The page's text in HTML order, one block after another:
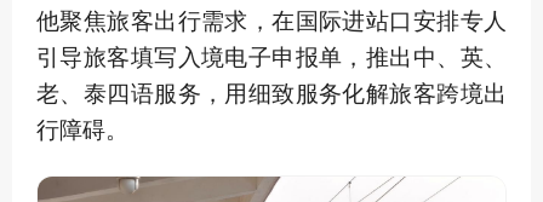
他聚焦旅客出行需求，在国际进站口安排专人
引导旅客填写入境电子申报单，推出中、英、
老、泰四语服务，用细致服务化解旅客跨境出
行障碍。